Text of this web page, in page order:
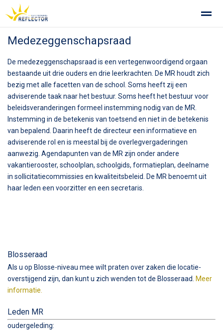
Privacy op school Gemeenschappelijke
Medezeggenschapsraad
De medezeggenschapsraad is een vertegenwoordigend orgaan
bestaande uit drie ouders en drie leerkrachten. De MR houdt zich
bezig met alle facetten van de school. Soms heeft zij een
adviserende taak naar het bestuur. Soms heeft het bestuur voor
beleidsveranderingen formeel instemming nodig van de MR.
Instemming in de betekenis van toetsend en niet in de betekenis
van bepalend. Daarin heeft de directeur een informatieve en
adviserende rol en is meestal bij de overlegvergaderingen
aanwezig. Agendapunten van de MR zijn onder andere
vakantierooster, schoolplan, schoolgids, formatieplan, deelname
in sollicitatiecommissies en kwaliteitsbeleid. De MR benoemt uit
haar leden een voorzitter en een secretaris.
Blosseraad
Als u op Blosse-niveau mee wilt praten over zaken die locatie-
overstijgend zijn, dan kunt u zich wenden tot de Blosseraad. Meer
informatie.
Leden MR
oudergeleding: